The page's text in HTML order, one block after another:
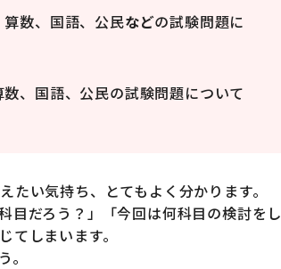
数、国語、公民などの試験問題に
、国語、公民の試験問題について
い気持ち、とてもよく分かります。
目だろう？」「今回は何科目の検討をし
しまいます。